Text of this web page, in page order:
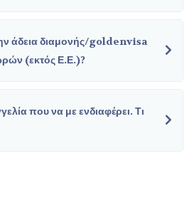
άδεια διαμονής/goldenvisa
(εκτός Ε.Ε.)?
που να με ενδιαφέρει. Τι